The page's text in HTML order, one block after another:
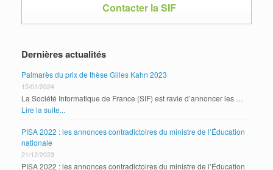
Contacter la SIF
Dernières actualités
Palmarès du prix de thèse Gilles Kahn 2023
15/01/2024
La Société Informatique de France (SIF) est ravie d’annoncer les …
Lire la suite...
PISA 2022 : les annonces contradictoires du ministre de l’Éducation
nationale
21/12/2023
PISA 2022 : les annonces contradictoires du ministre de l’Éducation